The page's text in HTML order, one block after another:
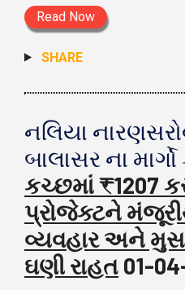
Read Now
SHARE
નલિયા
બાલાસર ના
કચ્છમાં ₹1207
પ્રોજેક્ટને
વ્યવહાર અને
ઘણી રાહત 01-